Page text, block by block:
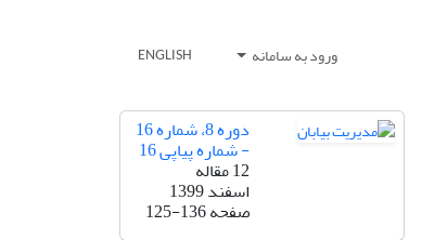
ورود به سامانه ENGLISH
دوره 8، شماره 16
- شماره پیاپی 16
12 مقاله
اسفند 1399
صفحه125-136